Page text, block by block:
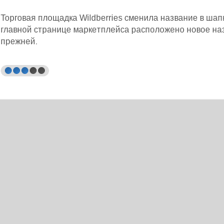
Торговая площадка Wildberries сменила название в
главной странице маркетплейса расположено новое
прежней.